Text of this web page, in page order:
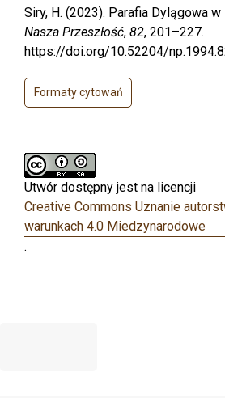
Siry, H. (2023). Parafia Dylągowa
Nasza Przeszłość, 82, 201–227.
https://doi.org/10.52204/
Formaty cytowań
Utwór dostępny jest na licencji
Creative Commons Uznanie
warunkach 4.0 Miedzynarodowe
.